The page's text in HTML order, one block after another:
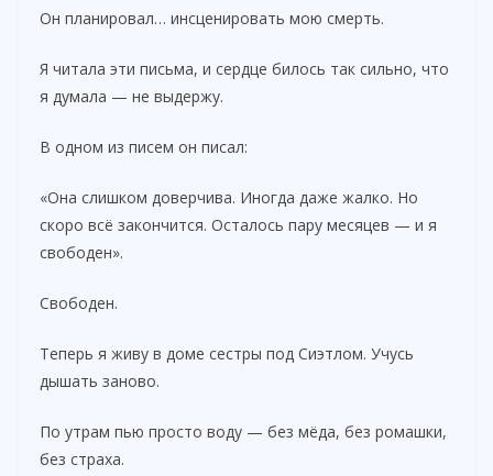
Он планировал… инсценировать мою смерть.
Я читала эти письма, и сердце билось так сильно, что
я думала — не выдержу.
В одном из писем он писал:
«Она слишком доверчива. Иногда даже жалко. Но
скоро всё закончится. Осталось пару месяцев — и я
свободен».
Свободен.
Теперь я живу в доме сестры под Сиэтлом. Учусь
дышать заново.
По утрам пью просто воду — без мёда, без ромашки,
без страха.